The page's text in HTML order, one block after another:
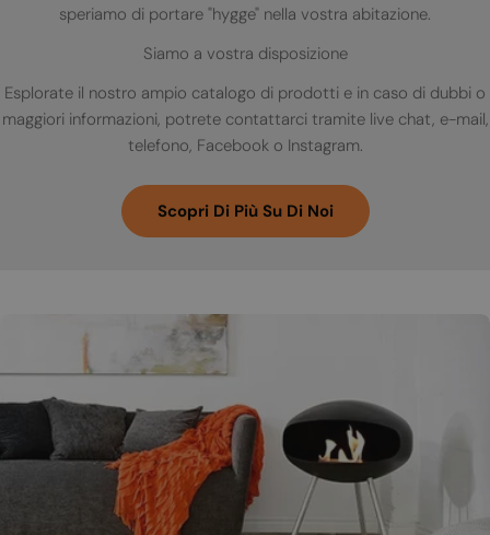
speriamo di portare "hygge" nella vostra abitazione.
Siamo a vostra disposizione
Esplorate il nostro ampio catalogo di prodotti e in caso di dubbi o
maggiori informazioni, potrete contattarci tramite live chat, e-mail,
telefono, Facebook o Instagram.
Scopri Di Più Su Di Noi